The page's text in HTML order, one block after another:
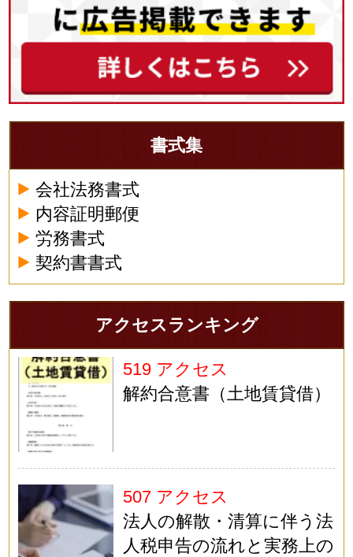
書式集
会社法務書式
内容証明郵便
労務書式
契約書書式
アクセスランキング
519 アクセス
解約合意書（土地賃貸借）
507 アクセス
法人の解散・清算に伴う法
人税申告の流れと実務上の